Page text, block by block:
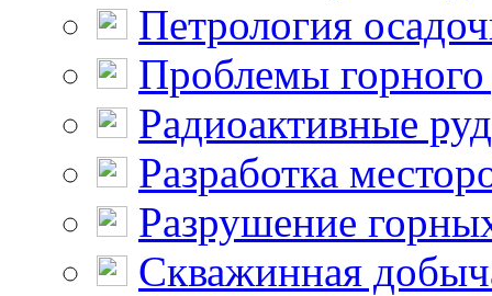
Петрология
Проблемы горного
Радиоактивные
Разработка
Разрушение
Скважинная